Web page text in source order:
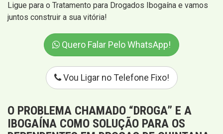
Ligue para o Tratamento para Drogados Ibogaína e vamos
juntos construir a sua vitória!
Quero Falar Pelo WhatsApp!
Vou Ligar no Telefone Fixo!
O PROBLEMA CHAMADO “DROGA” E A
IBOGAÍNA COMO SOLUÇÃO PARA OS